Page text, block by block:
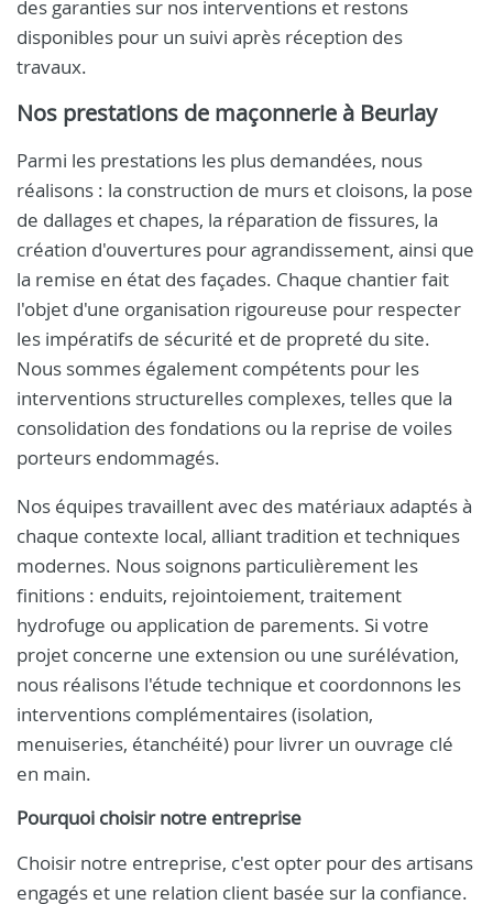
des garanties sur nos interventions et restons
disponibles pour un suivi après réception des
travaux.
Nos prestations de maçonnerie à Beurlay
Parmi les prestations les plus demandées, nous
réalisons : la construction de murs et cloisons, la pose
de dallages et chapes, la réparation de fissures, la
création d'ouvertures pour agrandissement, ainsi que
la remise en état des façades. Chaque chantier fait
l'objet d'une organisation rigoureuse pour respecter
les impératifs de sécurité et de propreté du site.
Nous sommes également compétents pour les
interventions structurelles complexes, telles que la
consolidation des fondations ou la reprise de voiles
porteurs endommagés.
Nos équipes travaillent avec des matériaux adaptés à
chaque contexte local, alliant tradition et techniques
modernes. Nous soignons particulièrement les
finitions : enduits, rejointoiement, traitement
hydrofuge ou application de parements. Si votre
projet concerne une extension ou une surélévation,
nous réalisons l'étude technique et coordonnons les
interventions complémentaires (isolation,
menuiseries, étanchéité) pour livrer un ouvrage clé
en main.
Pourquoi choisir notre entreprise
Choisir notre entreprise, c'est opter pour des artisans
engagés et une relation client basée sur la confiance.